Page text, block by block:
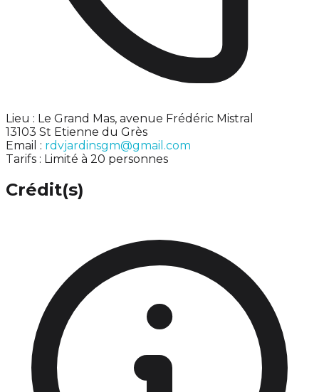
Lieu : Le Grand Mas, avenue Frédéric Mistral
13103 St Etienne du Grès
Email : rdvjardinsgm@gmail.com
Tarifs : Limité à 20 personnes
Crédit(s)